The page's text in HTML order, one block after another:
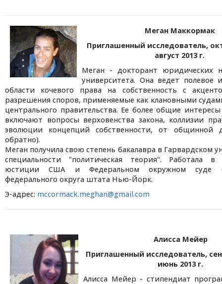
Меган Маккормак
Приглашенный исследователь,
август 2013 г.
Меган - докторант юридических
университета. Она ведет полевое
области кочевого права на собственность с
разрешения споров, применяемые как клановными
центрального правительства. Ее более общие интересы
включают вопросы верховенства закона, коллизии
эволюции концепций собственности, от общинной
обратно).
Меган получила свою степень бакалавра в Гарвардском
специальности "политическая теория". Работала в
юстиции США и Федеральном окружном суде
федерального округа штата Нью-Йорк.
Э-адрес: mccormack.meghan@gmail.com
Алисса Мейер
Приглашенный исследователь,
июнь 2013 г.
Алисса Мейер - стипендиат